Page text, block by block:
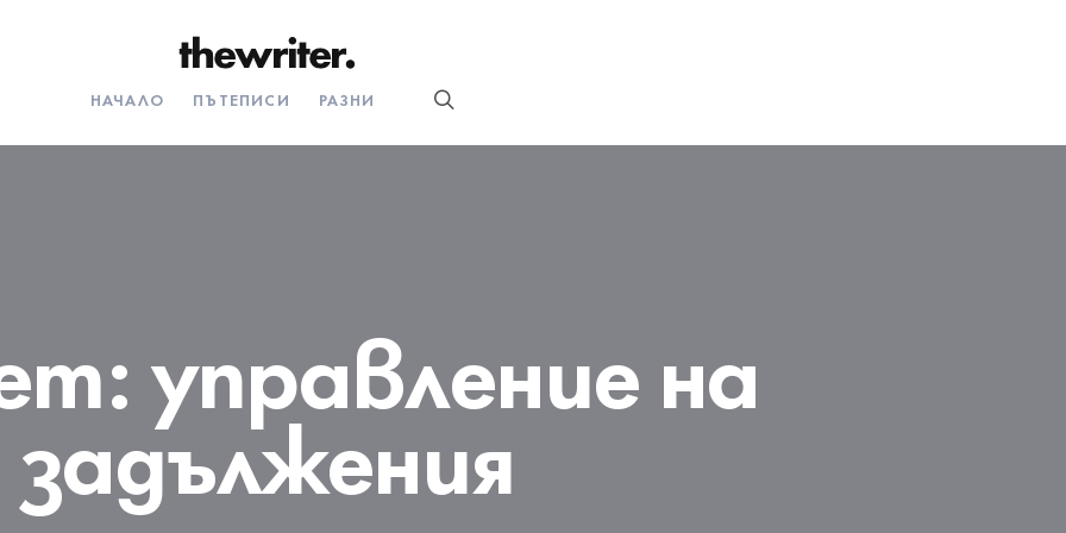
НАЧАЛО ПЪТЕПИСИ РАЗНИ
управление на
задължения